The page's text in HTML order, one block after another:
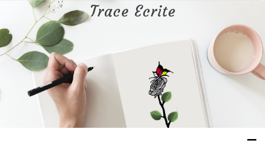
contenu
Trace Ecrite